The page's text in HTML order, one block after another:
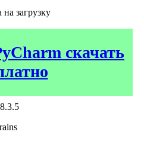
загрузку
скачать